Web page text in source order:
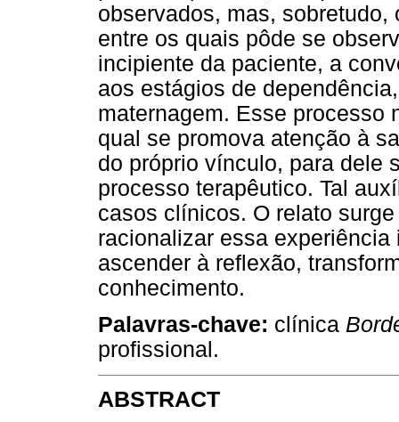
observados, mas,
entre os quais pôde se
incipiente da paciente, a
aos estágios de
maternagem. Esse processo
qual se promova atenção à
do próprio vínculo, para dele
processo terapêutico. Tal
casos clínicos. O relato
racionalizar essa
ascender à reflexão,
conhecimento.
Palavras-chave: clínica
profissional.
ABSTRACT